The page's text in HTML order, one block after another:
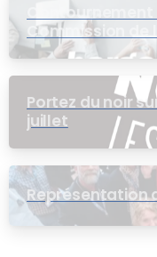
Commission de
pour le groupe
Portez du noir
juillet
Représentation